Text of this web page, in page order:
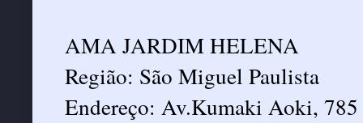
AMA JARDIM HELENA
Região: São Miguel Paulista
Endereço: Av.Kumaki Aoki,